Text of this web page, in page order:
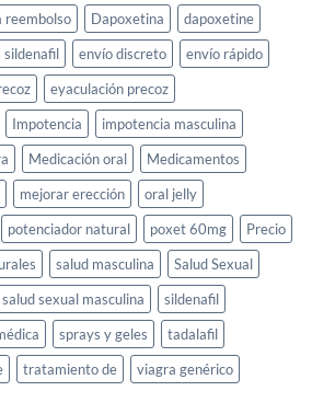
reembolso Dapoxetina
dapoxetine
sildenafil envío discreto
envío rápido
eyaculación precoz
Impotencia
impotencia masculina
Medicación oral
Medicamentos
mejorar erección
oral jelly
potenciador natural poxet 60mg
Precio
salud masculina
Salud Sexual
salud sexual masculina
sildenafil
sprays y geles
tadalafil
tratamiento de viagra genérico